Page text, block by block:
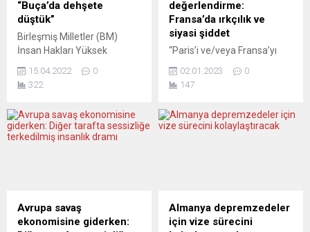
“Buça’da dehşete
düştük”
Birleşmiş Milletler (BM)
İnsan Hakları Yüksek
Ukrayna’nın Buça kentinde
sokaklarda yatan cesetler
ortaya çıkan fotoğraflardan
dehşete düştüğünü belirtti.
görüntülerini değerlendirdi.
Bachelet, Buça ve diğer bazı
15.04.2022
0
322
değerlendirme:
Fransa’da ırkçılık ve
siyasi şiddet
“Paris’i ve/veya Fransa’yı
veya sekiz kişiden birinin
ırkçı olduğu aklınızda
oran daha da yüksek.”
Yıllardır, aylardır yazıyoruz:
faşistlik ve ırkçılık ilerliyor,
etkisi artıyor. Siyasette ve
02.01.2023
0
147
Avrupa savaş
ekonomisine giderken:
Almanya depremzedeler
için vize sürecini